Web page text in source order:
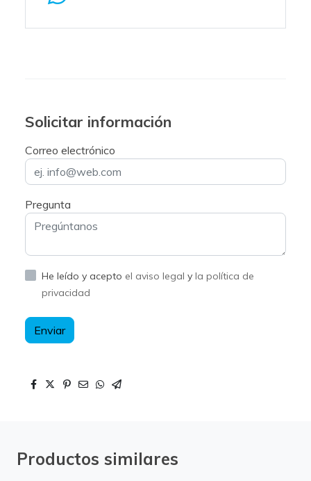
Solicitar información
Correo electrónico
Pregunta
He leído y acepto el aviso legal y la política de
privacidad
Enviar
Productos similares